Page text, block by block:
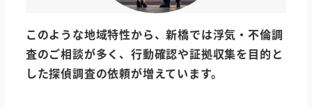
このような地域特性から、新橋では浮気・不倫調
査のご相談が多く、行動確認や証拠収集を目的と
した探偵調査の依頼が増えています。